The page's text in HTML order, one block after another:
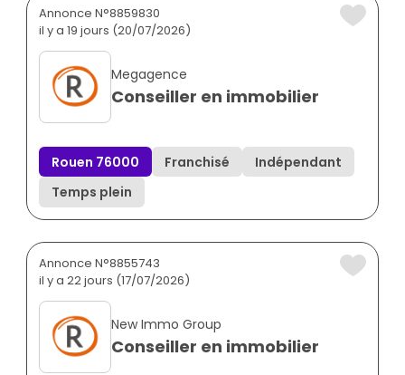
Annonce N°8859830
il y a 19 jours (20/07/2026)
Megagence
Conseiller en immobilier
Rouen 76000 Franchisé
Indépendant
Temps plein
Annonce N°8855743
il y a 22 jours (17/07/2026)
New Immo Group
Conseiller en immobilier